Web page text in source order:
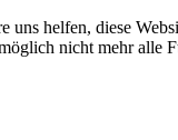
helfen, diese
nicht mehr alle